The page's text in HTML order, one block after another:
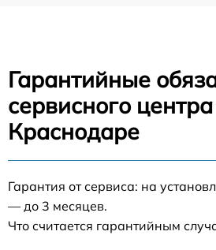
Гарантийные
сервисного
Краснодаре
Гарантия от сервиса: на
— до 3 месяцев.
Что считается гарантийным